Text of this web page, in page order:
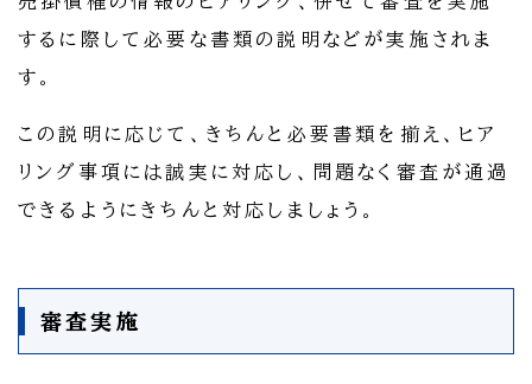
するに際して必要な書類の説明などが実施されま
す。
この説明に応じて、きちんと必要書類を揃え、ヒア
リング事項には誠実に対応し、問題なく審査が通過
できるようにきちんと対応しましょう。
審査実施